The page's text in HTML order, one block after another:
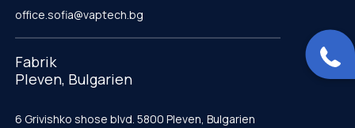
office.sofia@vaptech.bg
Fabrik
Pleven, Bulgarien
6 Grivishko shose blvd. 5800 Pleven, Bulgarien